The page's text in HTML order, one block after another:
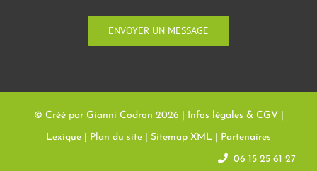
ENVOYER UN MESSAGE
© Créé par Gianni Codron 2026 | Infos légales & CGV
Lexique Plan du site Sitemap XML Partenaires
06 15 25 61 27